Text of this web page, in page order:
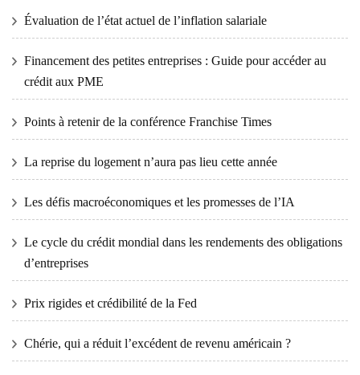
Évaluation de l’état actuel de l’inflation salariale
Financement des petites entreprises : Guide pour accéder au
crédit aux PME
Points à retenir de la conférence Franchise Times
La reprise du logement n’aura pas lieu cette année
Les défis macroéconomiques et les promesses de l’IA
Le cycle du crédit mondial dans les rendements des obligations
d’entreprises
Prix ​​​​rigides et crédibilité de la Fed
Chérie, qui a réduit l’excédent de revenu américain ?